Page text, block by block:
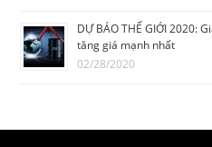
DỰ BÁO THẾ GIỚI 2020:
tăng giá mạnh nhất
02/28/2020